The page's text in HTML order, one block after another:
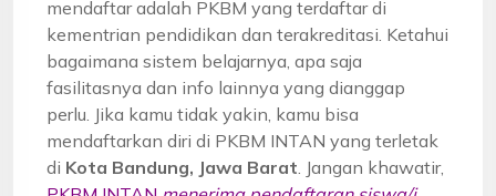
mendaftar adalah PKBM yang terdaftar di
kementrian pendidikan dan terakreditasi. Ketahui
bagaimana sistem belajarnya, apa saja
fasilitasnya dan info lainnya yang dianggap
perlu. Jika kamu tidak yakin, kamu bisa
mendaftarkan diri di PKBM INTAN yang terletak
di Kota Bandung, Jawa Barat . Jangan khawatir,